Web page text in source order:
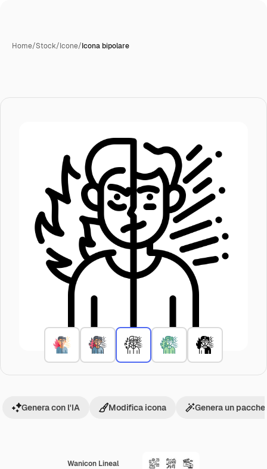
Home/Stock/Icone/Icona bipolare
Wanicon Lineal
Genera con l'IA Modifica icona Genera un